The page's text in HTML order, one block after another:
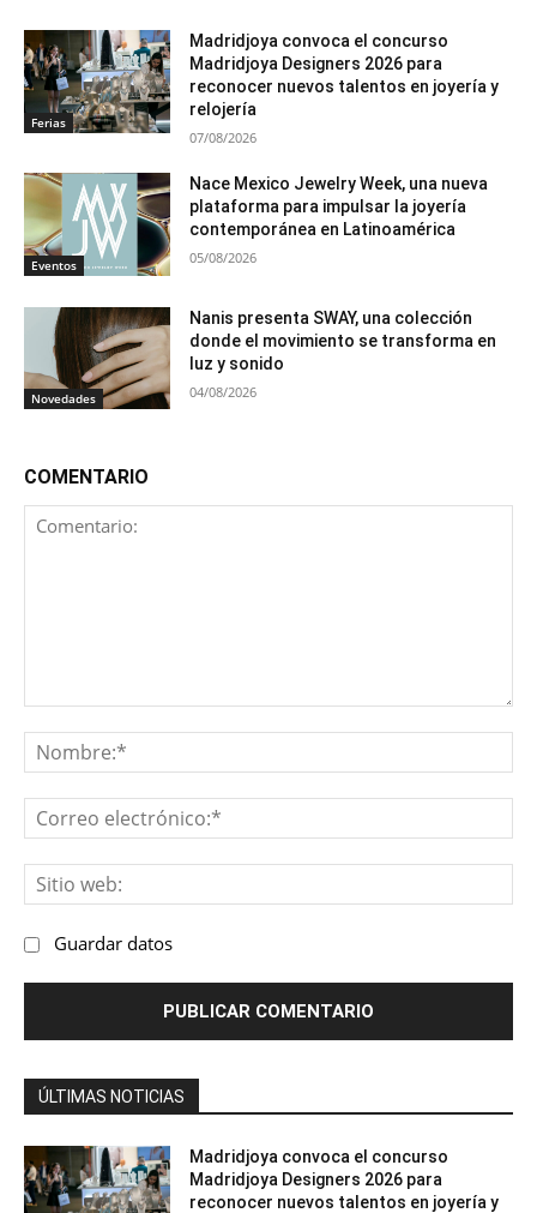
Ferias
Madridjoya convoca el concurso
Madridjoya Designers 2026 para
reconocer nuevos talentos en joyería y
relojería
07/08/2026
Eventos
Nace Mexico Jewelry Week, una nueva
plataforma para impulsar la joyería
contemporánea en Latinoamérica
05/08/2026
Novedades
Nanis presenta SWAY, una colección
donde el movimiento se transforma en
luz y sonido
04/08/2026
COMENTARIO
Guardar datos
ÚLTIMAS NOTICIAS
Madridjoya convoca el concurso
Madridjoya Designers 2026 para
reconocer nuevos talentos en joyería y